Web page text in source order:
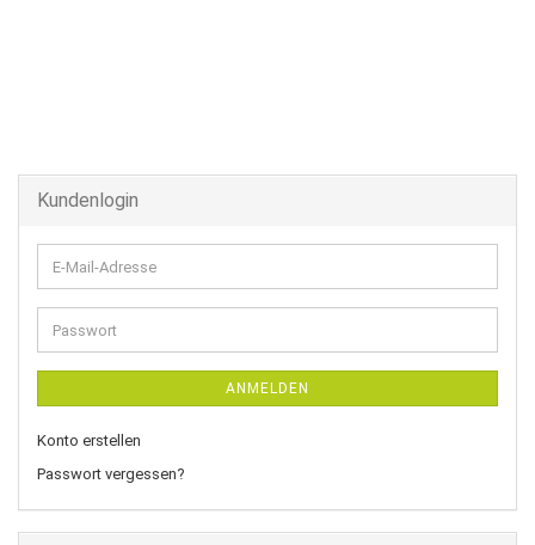
Kundenlogin
E-
Mail-
Adresse
Passwort
ANMELDEN
Konto erstellen
Passwort vergessen?